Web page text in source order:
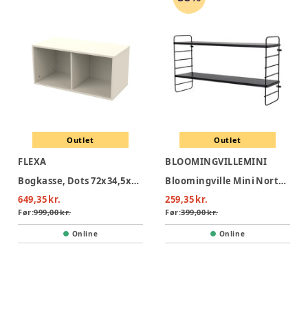
Outlet
FLEXA
Bogkasse, Dots 72x34,5x34,5, Cream
649,35 kr.
Før:999,00 kr.
Online
Outlet
BLOOMINGVILLEMINI
Bloomingville Mini North Hylde - Sort
259,35 kr.
Før:399,00 kr.
Online